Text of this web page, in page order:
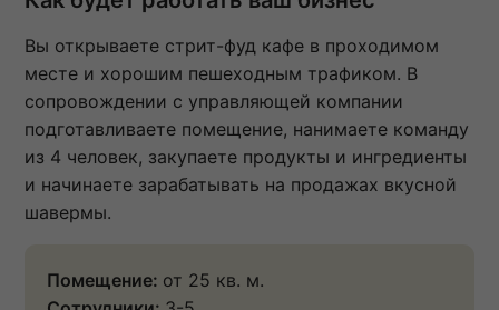
Вы открываете стрит-фуд кафе в проходимом
месте и хорошим пешеходным трафиком. В
сопровождении с управляющей компании
подготавливаете помещение, нанимаете команду
из 4 человек, закупаете продукты и ингредиенты
и начинаете зарабатывать на продажах вкусной
шавермы.
Помещение: от 25 кв. м.